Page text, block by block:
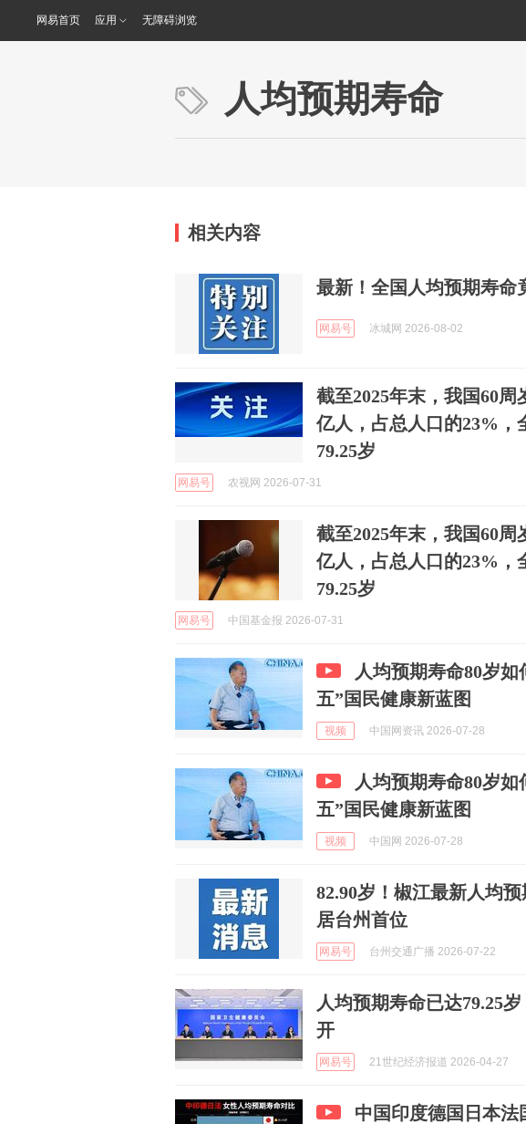
网易首页 应用 无障碍浏览
人均预期寿命
相关内容
最新！全国人均预期寿
网易号 冰城网 2026-08-02
截至2025年末，我国60
亿人，占总人口的23%，
79.25岁
网易号 农视网 2026-07-31
截至2025年末，我国60
亿人，占总人口的23%，
79.25岁
网易号 中国基金报 2026-07-31
人均预期寿命80岁
五”国民健康新蓝图
视频 中国网资讯 2026-07-28
人均预期寿命80岁
五”国民健康新蓝图
视频 中国网 2026-07-28
82.90岁！椒江最新人均
居台州首位
网易号 台州交通广播 2026-07-22
人均预期寿命已达79.25
开
网易号 21世纪经济报道 2026-04-27
中国印度德国日本